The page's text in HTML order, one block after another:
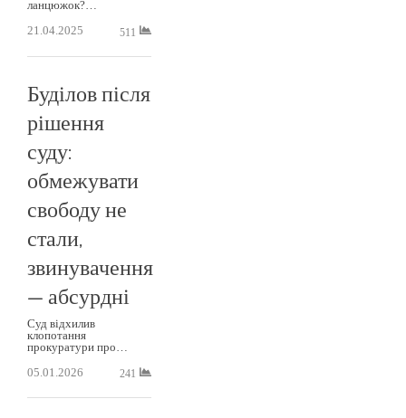
ланцюжок?…
21.04.2025 511
Буділов після
рішення
суду:
обмежувати
свободу не
стали,
звинувачення
— абсурдні
Суд відхилив
клопотання
прокуратури про…
05.01.2026 241